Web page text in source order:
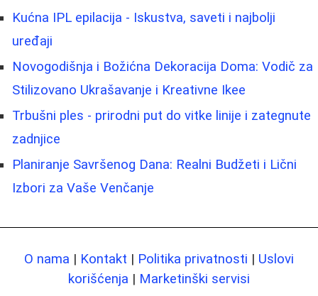
Kućna IPL epilacija - Iskustva, saveti i najbolji
uređaji
Novogodišnja i Božićna Dekoracija Doma: Vodič za
Stilizovano Ukrašavanje i Kreativne Ikee
Trbušni ples - prirodni put do vitke linije i zategnute
zadnjice
Planiranje Savršenog Dana: Realni Budžeti i Lični
Izbori za Vaše Venčanje
O nama | Kontakt | Politika privatnosti | Uslovi
korišćenja | Marketinški servisi